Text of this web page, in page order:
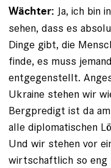
Wächter: Ja, ich bin
­sehen, dass es
Dinge gibt, die
finde, es muss
entgegenstellt.
Ukraine stehen wir
Bergpredigt ist da
alle diplomatischen
Und wir stehen vor
wirtschaftlich so eng